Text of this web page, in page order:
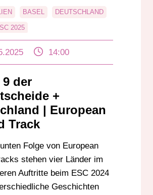
BASEL DEUTSCHLAND
2025
14:00
der
+
| European
Track
Folge von European
stehen vier Länder im
Auftritte beim ESC 2024
Geschichten